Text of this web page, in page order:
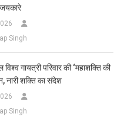
जयकारे
Singh
गायत्री परिवार की ‘महाशक्ति की
नारी शक्ति का संदेश
Singh